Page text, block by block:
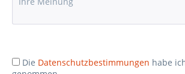
Die Datenschutzbestimmungen habe